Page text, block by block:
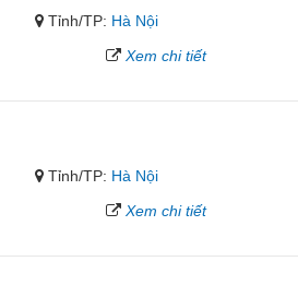
Tỉnh/TP: Hà Nội
Xem chi tiết
Tỉnh/TP: Hà Nội
Xem chi tiết